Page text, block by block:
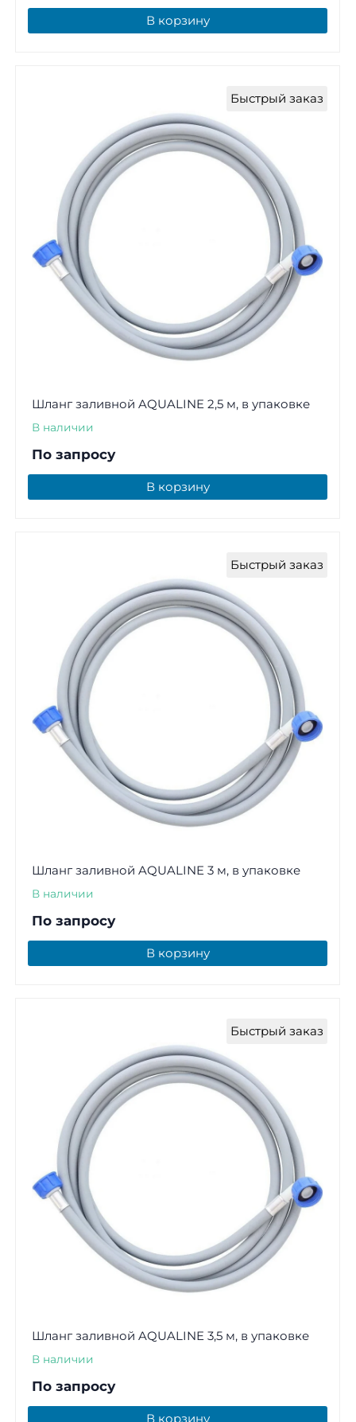
В корзину
Быстрый заказ
Шланг заливной AQUALINE 2,5 м, в упаковке
В наличии
По запросу
В корзину
Быстрый заказ
Шланг заливной AQUALINE 3 м, в упаковке
В наличии
По запросу
В корзину
Быстрый заказ
Шланг заливной AQUALINE 3,5 м, в упаковке
В наличии
По запросу
В корзину